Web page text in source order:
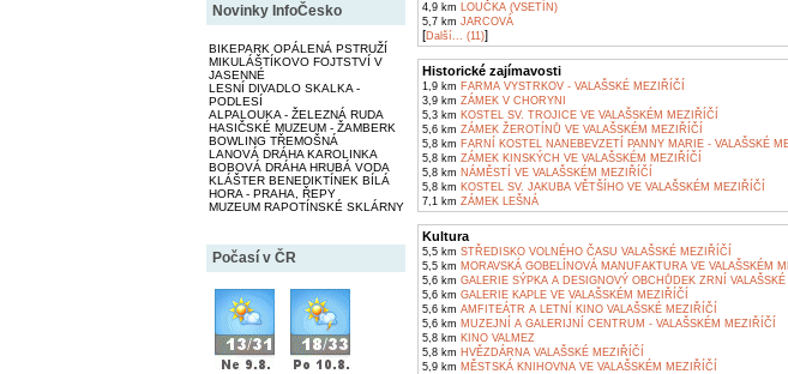
Novinky InfoČesko
BIKEPARK OPÁLENÁ PSTRUŽÍ
MIKULÁŠTÍKOVO FOJTSTVÍ V
JASENNÉ
LESNÍ DIVADLO SKALKA -
PODLESÍ
ALPALOUKA - ŽELEZNÁ RUDA
HASIČSKÉ MUZEUM - ŽAMBERK
BOWLING TŘEMOŠNÁ
LANOVÁ DRÁHA KAROLINKA
BOBOVÁ DRÁHA HRUBÁ VODA
KLÁŠTER BENEDIKTÍNEK BÍLÁ
HORA - PRAHA, ŘEPY
MUZEUM RAPOTÍNSKÉ SKLÁRNY
Počasí v ČR
4,9 km LOUČKA (VSETÍN)
5,7 km JARCOVÁ
[Další... (11)]
Historické zajímavosti
1,9 km FARMA VYSTRKOV - VALAŠSKÉ MEZIŘÍČÍ
3,9 km ZÁMEK V CHORYNI
5,3 km KOSTEL SV. TROJICE VE VALAŠSKÉM MEZIŘÍČÍ
5,6 km ZÁMEK ŽEROTÍNŮ VE VALAŠSKÉM MEZIŘÍČÍ
5,8 km FARNÍ KOSTEL NANEBEVZETÍ PANNY MARIE - VALAŠSKÉ
5,8 km ZÁMEK KINSKÝCH VE VALAŠSKÉM MEZIŘÍČÍ
5,8 km NÁMĚSTÍ VE VALAŠSKÉM MEZIŘÍČÍ
5,8 km KOSTEL SV. JAKUBA VĚTŠÍHO VE VALAŠSKÉM MEZIŘÍČÍ
7,1 km ZÁMEK LEŠNÁ
Kultura
5,5 km STŘEDISKO VOLNÉHO ČASU VALAŠSKÉ MEZIŘÍČÍ
5,5 km MORAVSKÁ GOBELÍNOVÁ MANUFAKTURA VE VALAŠSKÉM
5,6 km GALERIE SÝPKA A DESIGNOVÝ OBCHŮDEK ZRNÍ VALAŠSKÉ
5,6 km GALERIE KAPLE VE VALAŠSKÉM MEZIŘÍČÍ
5,6 km AMFITEÁTR A LETNÍ KINO VALAŠSKÉ MEZIŘÍČÍ
5,6 km MUZEJNÍ A GALERIJNÍ CENTRUM - VALAŠSKÉM MEZIŘÍČÍ
5,8 km KINO VALMEZ
5,8 km HVĚZDÁRNA VALAŠSKÉ MEZIŘÍČÍ
5,9 km MĚSTSKÁ KNIHOVNA VE VALAŠSKÉM MEZIŘÍČÍ